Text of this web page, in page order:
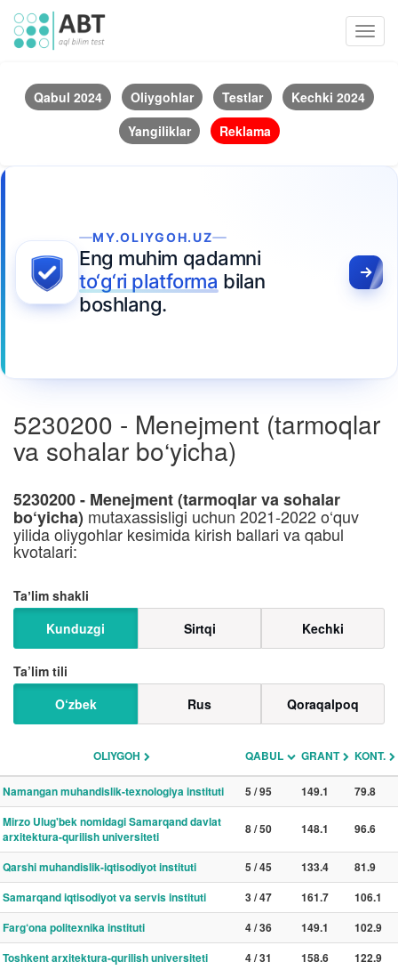
Qabul 2024 Oliygohlar Testlar
Kechki 2024
Yangiliklar
Reklama
MY.OLIYGOH.UZ
Eng muhim qadamni
to‘g‘ri platforma bilan
boshlang.
5230200 - Menejment (tarmoqlar
va sohalar bo‘yicha)
5230200 - Menejment (tarmoqlar va sohalar
bo‘yicha) mutaxassisligi uchun 2021-2022 o‘quv
yilida oliygohlar kesimida kirish ballari va qabul
kvotalari:
Taʼlim shakli
Kunduzgi
Sirtqi Kechki
Ta’lim tili
O‘zbek
Rus Qoraqalpoq
OLIYGOH QABUL GRANT KONT.
Namangan muhandislik-texnologiya instituti 5 / 95 149.1
79.8
Mirzo Ulug'bek nomidagi Samarqand davlat
arxitektura-qurilish universiteti
8 / 50 148.1 96.6
Qarshi muhandislik-iqtisodiyot instituti 5 / 45 133.4
81.9
Samarqand iqtisodiyot va servis instituti
3 / 47 161.7
106.1
Farg‘ona politexnika instituti
4 / 36 149.1
102.9
Toshkent arxitektura-qurilish universiteti
4 / 31 158.6
122.9